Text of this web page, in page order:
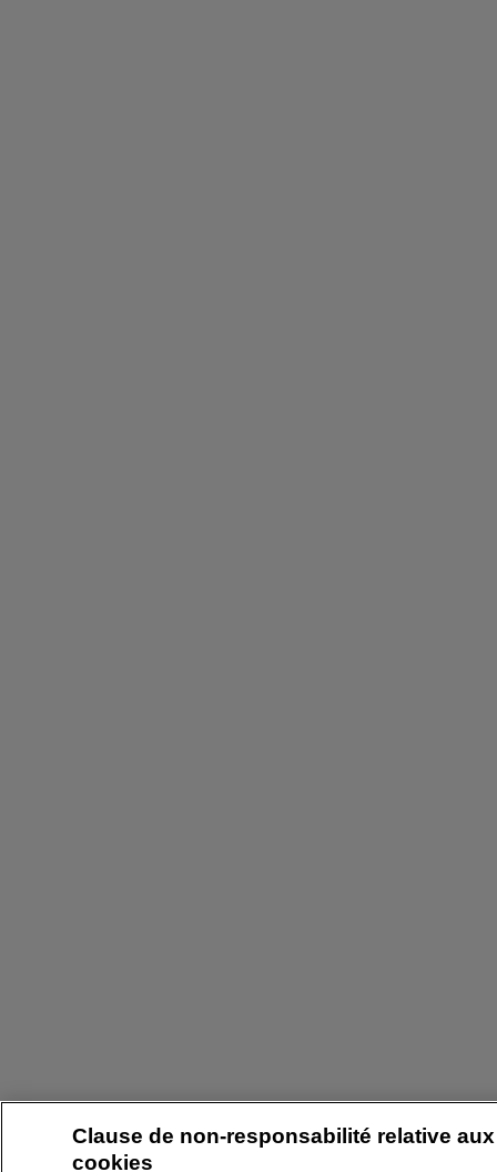
Clause de non-responsabilité relative aux
cookies